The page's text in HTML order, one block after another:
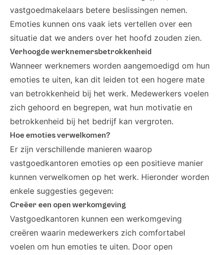
vastgoedmakelaars betere beslissingen nemen.
Emoties kunnen ons vaak iets vertellen over een
situatie dat we anders over het hoofd zouden zien.
Verhoogde werknemersbetrokkenheid
Wanneer werknemers worden aangemoedigd om hun
emoties te uiten, kan dit leiden tot een hogere mate
van betrokkenheid bij het werk. Medewerkers voelen
zich gehoord en begrepen, wat hun motivatie en
betrokkenheid bij het bedrijf kan vergroten.
Hoe emoties verwelkomen?
Er zijn verschillende manieren waarop
vastgoedkantoren emoties op een positieve manier
kunnen verwelkomen op het werk. Hieronder worden
enkele suggesties gegeven:
Creëer een open werkomgeving
Vastgoedkantoren kunnen een werkomgeving
creëren waarin medewerkers zich comfortabel
voelen om hun emoties te uiten. Door open